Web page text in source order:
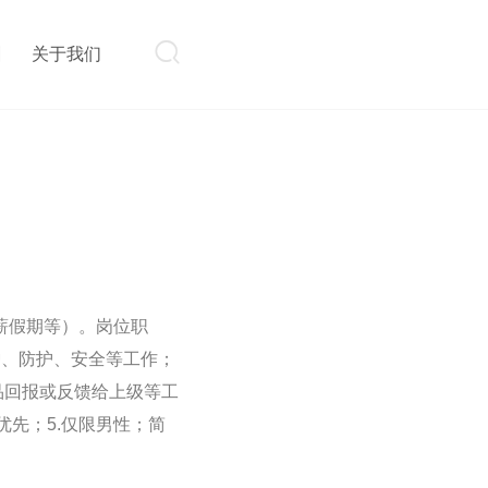

关于我们
假期等）。岗位职
防护、安全等工作；
报或反馈给上级等工
先；5.仅限男性；简